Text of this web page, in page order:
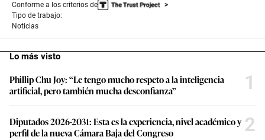
Conforme a los criterios de
Tipo de trabajo:
Noticias
Lo más visto
Phillip Chu Joy: “Le tengo mucho respeto a la inteligencia
artificial, pero también mucha desconfianza”
1
Diputados 2026-2031: Esta es la experiencia, nivel académico y
perfil de la nueva Cámara Baja del Congreso
2